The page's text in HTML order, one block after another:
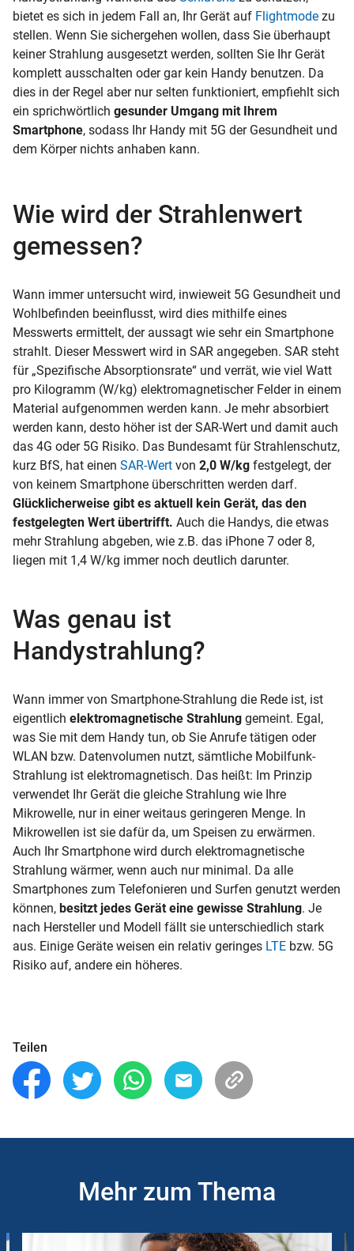
bietet es sich in jedem Fall an, Ihr Gerät auf Flightmode zu
stellen. Wenn Sie sichergehen wollen, dass Sie überhaupt
keiner Strahlung ausgesetzt werden, sollten Sie Ihr Gerät
komplett ausschalten oder gar kein Handy benutzen. Da
dies in der Regel aber nur selten funktioniert, empfiehlt sich
ein sprichwörtlich gesunder Umgang mit Ihrem
Smartphone, sodass Ihr Handy mit 5G der Gesundheit und
dem Körper nichts anhaben kann.
Wie wird der Strahlenwert
gemessen?
Wann immer untersucht wird, inwieweit 5G Gesundheit und
Wohlbefinden beeinflusst, wird dies mithilfe eines
Messwerts ermittelt, der aussagt wie sehr ein Smartphone
strahlt. Dieser Messwert wird in SAR angegeben. SAR steht
für „Spezifische Absorptionsrate“ und verrät, wie viel Watt
pro Kilogramm (W/kg) elektromagnetischer Felder in einem
Material aufgenommen werden kann. Je mehr absorbiert
werden kann, desto höher ist der SAR-Wert und damit auch
das 4G oder 5G Risiko. Das Bundesamt für Strahlenschutz,
kurz BfS, hat einen SAR-Wert von 2,0 W/kg festgelegt, der
von keinem Smartphone überschritten werden darf.
Glücklicherweise gibt es aktuell kein Gerät, das den
festgelegten Wert übertrifft. Auch die Handys, die etwas
mehr Strahlung abgeben, wie z.B. das iPhone 7 oder 8,
liegen mit 1,4 W/kg immer noch deutlich darunter.
Was genau ist
Handystrahlung?
Wann immer von Smartphone-Strahlung die Rede ist, ist
eigentlich elektromagnetische Strahlung gemeint. Egal,
was Sie mit dem Handy tun, ob Sie Anrufe tätigen oder
WLAN bzw. Datenvolumen nutzt, sämtliche Mobilfunk-
Strahlung ist elektromagnetisch. Das heißt: Im Prinzip
verwendet Ihr Gerät die gleiche Strahlung wie Ihre
Mikrowelle, nur in einer weitaus geringeren Menge. In
Mikrowellen ist sie dafür da, um Speisen zu erwärmen.
Auch Ihr Smartphone wird durch elektromagnetische
Strahlung wärmer, wenn auch nur minimal. Da alle
Smartphones zum Telefonieren und Surfen genutzt werden
können, besitzt jedes Gerät eine gewisse Strahlung. Je
nach Hersteller und Modell fällt sie unterschiedlich stark
aus. Einige Geräte weisen ein relativ geringes LTE bzw. 5G
Risiko auf, andere ein höheres.
Teilen
Mehr zum Thema
Instructions